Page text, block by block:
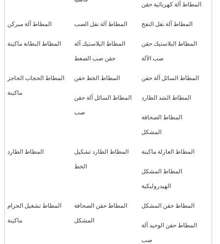
المطاط آلة كهربائية حقن
المطاط آلة مبركن المطاط آلة نقل الصب المطاط آلة نقل النفخ
المطاط البطانة ماكينة المطاط البلاستيك آلة
حقن صب الضغط
المطاط البلاستيك حقن
صب الآلة
المطاط الحجاب الحاجز
ماكينة
المطاط الخط حقن المطاط السائل آلة حقن
المطاط السائل آلة حقن
صب
المطاط الشد الطارد
المطاط الصحافة
المشكل
المطاط الطارد المطاط الطارد تشكيل
الخط
المطاط العازلة ماكينة
المطاط المشكل
الهيدروليكية
المطاط تشغيل الحزام
ماكينة
المطاط حقن الصحافة
المشكل
المطاط حقن المشكل
المطاط حقن الوحيد آلة
صب